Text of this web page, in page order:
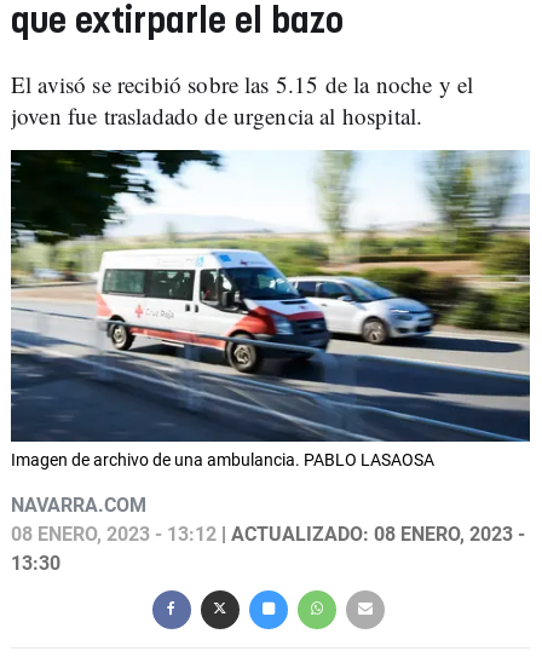
que extirparle el bazo
El avisó se recibió sobre las 5.15 de la noche y el
joven fue trasladado de urgencia al hospital.
Imagen de archivo de una ambulancia. PABLO LASAOSA
NAVARRA.COM
08 ENERO, 2023 - 13:12 | ACTUALIZADO: 08 ENERO, 2023 -
13:30